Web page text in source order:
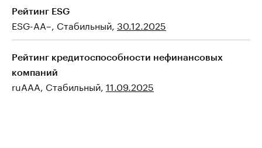
Рейтинг ESG
ESG-AA–, Стабильный, 30.12.2025
Рейтинг кредитоспособности нефинансовых
компаний
ruAAA, Стабильный, 11.09.2025